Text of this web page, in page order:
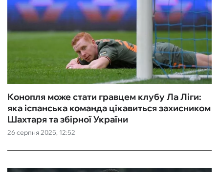
БОКС
ХОКЕЙ
ТЕНІС
КІБЕРСПОРТ
ЧС-2026
ФУТЗАЛ
ІНШІ
26 серпня 2025, 12:52
Конопля може стати гравцем клубу Ла Ліги:
яка іспанська команда цікавиться захисником
Шахтаря та збірної України